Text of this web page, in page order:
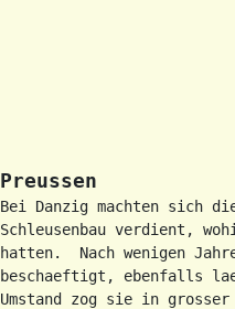
Preussen
Bei Danzig machten sich
Schleusenbau verdient,
hatten.  Nach wenigen
beschaeftigt, ebenfalls
Umstand zog sie in